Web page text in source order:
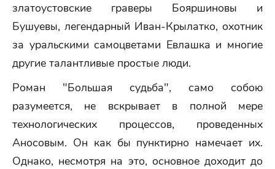
златоустовские граверы Бояршиновы и
Бушуевы, легендарный Иван-Крылатко, охотник
за уральскими самоцветами Евлашка и многие
другие талантливые простые люди.
Роман "Большая судьба", само собою
разумеется, не вскрывает в полной мере
технологических процессов, проведенных
Аносовым. Он как бы пунктирно намечает их.
Однако, несмотря на это, основное доходит до